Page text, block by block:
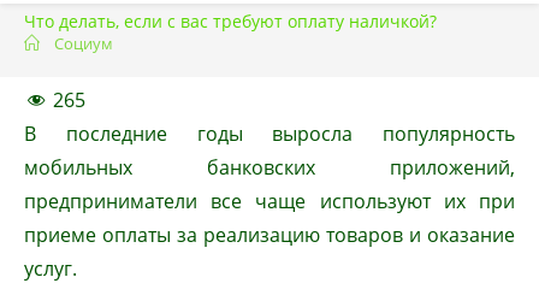
Что делать, если с вас требуют оплату наличкой?
Социум
265
В последние годы выросла популярность
мобильных банковских приложений,
предприниматели все чаще используют их при
приеме оплаты за реализацию товаров и оказание
услуг.